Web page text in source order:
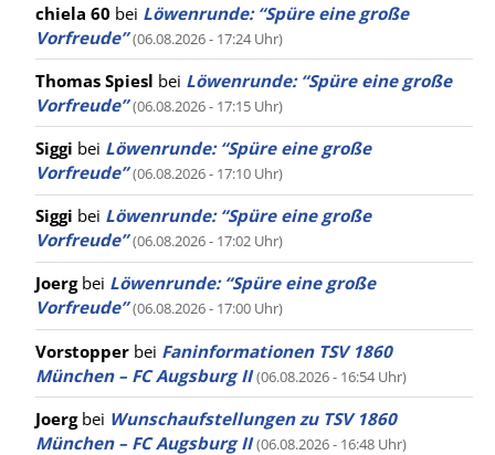
chiela 60 bei Löwenrunde: “Spüre eine große
Vorfreude” (06.08.2026 - 17:24 Uhr)
Thomas Spiesl bei Löwenrunde: “Spüre eine große
Vorfreude” (06.08.2026 - 17:15 Uhr)
Siggi bei Löwenrunde: “Spüre eine große
Vorfreude” (06.08.2026 - 17:10 Uhr)
Siggi bei Löwenrunde: “Spüre eine große
Vorfreude” (06.08.2026 - 17:02 Uhr)
Joergbei Löwenrunde: “Spüre eine große
Vorfreude” (06.08.2026 - 17:00 Uhr)
Vorstopper bei Faninformationen TSV 1860
München – FC Augsburg II (06.08.2026 - 16:54 Uhr)
Joergbei Wunschaufstellungen zu TSV 1860
München – FC Augsburg II (06.08.2026 - 16:48 Uhr)